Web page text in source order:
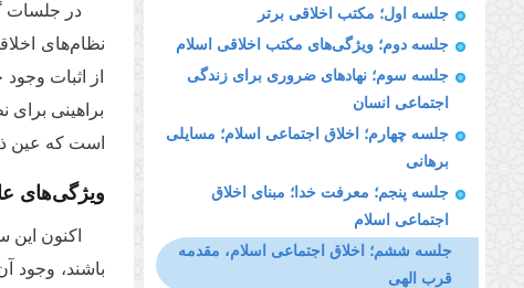
جلسه اول؛ مکتب اخلاقی برتر
جلسه دوم؛ ویژگی‌های مکتب اخلاقی اسلام
جلسه سوم؛ نهادهای ضروری برای زندگی
اجتماعی انسان
جلسه چهارم؛ اخلاق اجتماعی اسلام؛ مسایلی
برهانی
جلسه پنجم؛ معرفت خدا؛ مبنای اخلاق
اجتماعی اسلام
جلسه ششم؛ اخلاق اجتماعی اسلام، مقدمه
قرب الهی
در جلسات
نظام‌های
از اثبات
براهینی
است که عین
ویژگی‌های
اکنون
باشند، وجود